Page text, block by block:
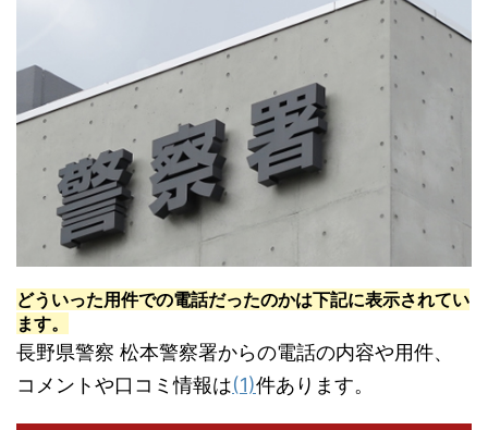
どういった用件での電話だったのかは下記に表示されてい
ます。
長野県警察 松本警察署からの電話の内容や用件、
コメントや口コミ情報は(1)件あります。